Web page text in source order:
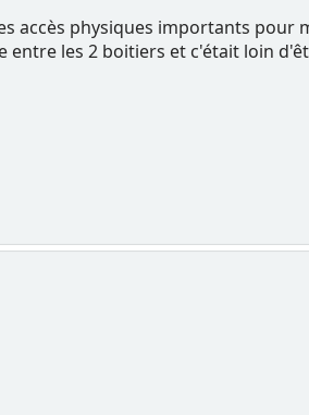
accès physiques importants pour
les 2 boitiers et c'était loin